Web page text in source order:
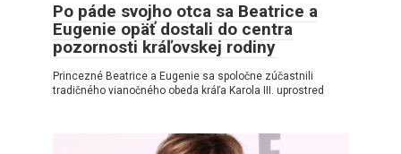
Po páde svojho otca sa Beatrice a
Eugenie opäť dostali do centra
pozornosti kráľovskej rodiny
Princezné Beatrice a Eugenie sa spoločne zúčastnili
tradičného vianočného obeda kráľa Karola III. uprostred